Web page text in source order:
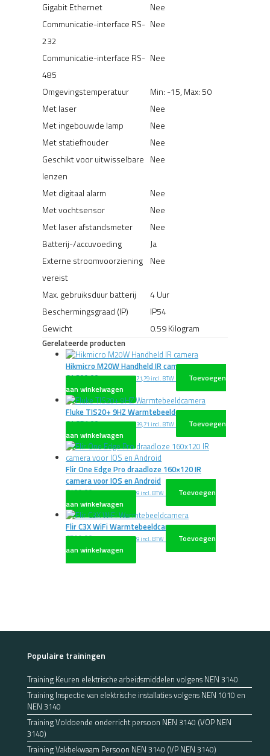
Gigabit Ethernet
Nee
Communicatie-interface RS-
232
Nee
Communicatie-interface RS-
485
Nee
Omgevingstemperatuur
Min: -15, Max: 50
Met laser
Nee
Met ingebouwde lamp
Nee
Met statiefhouder
Nee
Geschikt voor uitwisselbare
lenzen
Nee
Met digitaal alarm
Nee
Met vochtsensor
Nee
Met laser afstandsmeter
Nee
Batterij-/accuvoeding
Ja
Externe stroomvoorziening
vereist
Nee
Max. gebruiksduur batterij
4 Uur
Beschermingsgraad (IP)
IP54
Gewicht
0.59 Kilogram
Gerelateerde producten
Hikmicro M20W Handheld IR camera
€1.299,00 excl. BTW€1.571,79 incl. BTW
Toevoegen
aan winkelwagen
Fluke TIS20+ 9HZ Warmtebeeldcamera
€1.851,00 excl. BTW€2.239,71 incl. BTW
Toevoegen
aan winkelwagen
Flir One Edge Pro draadloze 160×120 IR
camera voor IOS en Android
€409,00 excl. BTW€494,89 incl. BTW
Toevoegen
aan winkelwagen
Flir C3X WiFi Warmtebeeldcamera
€509,00 excl. BTW€615,89 incl. BTW
Toevoegen
aan winkelwagen
Populaire trainingen
Training Keuren elektrische arbeidsmiddelen volgens NEN 3140
Training Inspectie van elektrische installaties volgens NEN 1010 en
NEN 3140
Training Voldoende onderricht persoon NEN 3140 (VOP NEN
3140)
Training Vakbekwaam Persoon NEN 3140 (VP NEN 3140)